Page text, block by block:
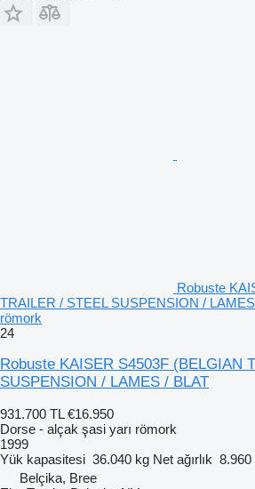
Robuste
TRAILER / STEEL SUSPENSION /
römork
24
Robuste KAISER S4503F (BELGIAN
SUSPENSION / LAMES / BLAT
931.700 TL €16.950
Dorse - alçak şasi yarı römork
1999
Yük kapasitesi 36.040 kg Net ağırlık 8.960
Belçika, Bree